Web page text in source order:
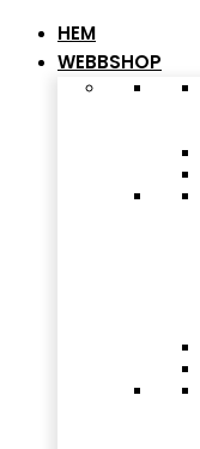
HEM
WEBBSHOP